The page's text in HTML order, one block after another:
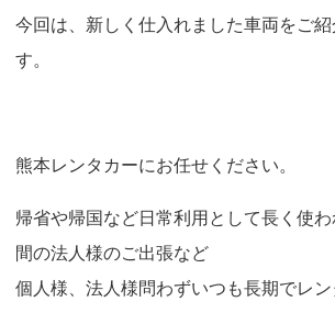
今回は、新しく仕入れました車両をご紹
す。
熊本レンタカーにお任せください。
帰省や帰国など日常利用として長く使
間の法人様のご出張など
個人様、法人様問わずいつも長期でレ